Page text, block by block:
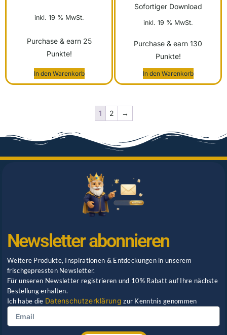
inkl. 19 % MwSt.
Purchase & earn 25
Punkte!
In den Warenkorb
Sofortiger Download
inkl. 19 % MwSt.
Purchase & earn 130
Punkte!
In den Warenkorb
1 2 →
Newsletter abonnieren
Weitere Produkte, Inspirationen & Entdeckungen in unserem
frischgepressten Newsletter.
Für unseren Newsletter registrieren und 10% Rabatt auf Ihre nächste
Bestellung erhalten.
Ich habe die Datenschutzerklärung zur Kenntnis genommen